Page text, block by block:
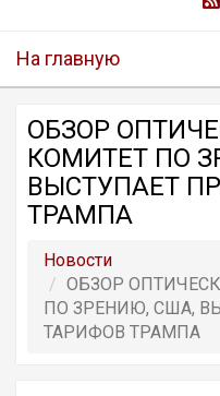
На главную
ОБЗОР
КОМИТЕТ ПО
ВЫСТУПАЕТ
ТРАМПА
Новости
ОБЗОР
ПО ЗРЕНИЮ, США,
ТАРИФОВ ТРАМПА